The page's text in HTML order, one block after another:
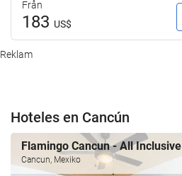
Från
183 US$
Reklam
Hoteles en Cancún
Flamingo Cancun - All Inclusive
Cancun, Mexiko